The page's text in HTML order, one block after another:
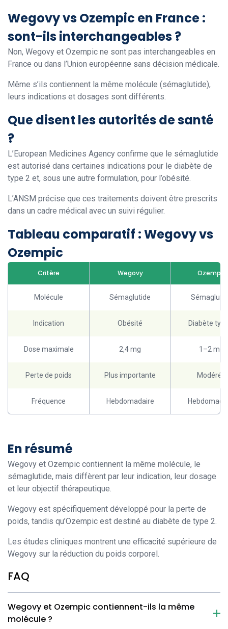
Wegovy vs Ozempic en France :
sont-ils interchangeables ?
Non, Wegovy et Ozempic ne sont pas interchangeables en
France ou dans l’Union européenne sans décision médicale.
Même s’ils contiennent la même molécule (sémaglutide),
leurs indications et dosages sont différents.
Que disent les autorités de santé
?
L’European Medicines Agency confirme que le sémaglutide
est autorisé dans certaines indications pour le diabète de
type 2 et, sous une autre formulation, pour l’obésité.
L’ANSM précise que ces traitements doivent être prescrits
dans un cadre médical avec un suivi régulier.
Tableau comparatif : Wegovy vs
Ozempic
Critère Wegovy Ozempic
Molécule Sémaglutide
Indication Obésité Diabète
Dose maximale 2,4 mg 1–2 mg
Perte de poids Plus importante Modérée
Fréquence Hebdomadaire
En résumé
Wegovy et Ozempic contiennent la même molécule, le
sémaglutide, mais diffèrent par leur indication, leur dosage
et leur objectif thérapeutique.
Wegovy est spécifiquement développé pour la perte de
poids, tandis qu’Ozempic est destiné au diabète de type 2.
Les études cliniques montrent une efficacité supérieure de
Wegovy sur la réduction du poids corporel.
FAQ
Wegovy et Ozempic contiennent-ils la même
molécule ?